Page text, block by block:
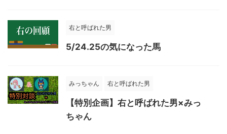
右と呼ばれた男
5/24.25の気になった馬
みっちゃん 右と呼ばれた男
【特別企画】右と呼ばれた男×みっ
ちゃん